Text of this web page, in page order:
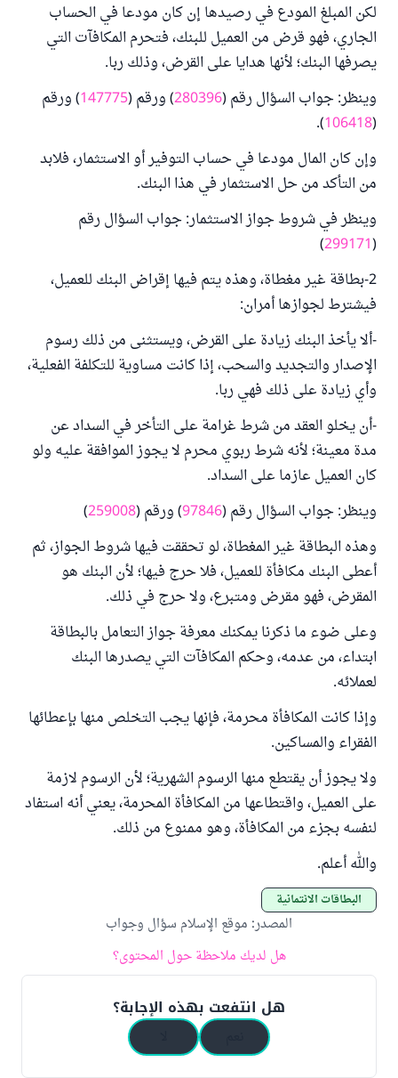
لكن المبلغ المودع في رصيدها إن كان مودعا في الحساب
الجاري، فهو قرض من العميل للبنك، فتحرم المكافآت التي
يصرفها البنك؛ لأنها هدايا على القرض، وذلك ربا.
وينظر: جواب السؤال رقم (280396) ورقم (147775) ورقم
(
106418
).
وإن كان المال مودعا في حساب التوفير أو الاستثمار، فلابد
من التأكد من حل الاستثمار في هذا البنك.
وينظر في شروط جواز الاستثمار: جواب السؤال رقم
(
299171
)
2-بطاقة غير مغطاة، وهذه يتم فيها إقراض البنك للعميل،
فيشترط لجوازها أمران:
-ألا يأخذ البنك زيادة على القرض، ويستثنى من ذلك رسوم
الإصدار والتجديد والسحب، إذا كانت مساوية للتكلفة الفعلية،
وأي زيادة على ذلك فهي ربا.
-أن يخلو العقد من شرط غرامة على التأخر في السداد عن
مدة معينة؛ لأنه شرط ربوي محرم لا يجوز الموافقة عليه ولو
كان العميل عازما على السداد.
وينظر: جواب السؤال رقم (97846) ورقم (259008
)
وهذه البطاقة غير المغطاة، لو تحققت فيها شروط الجواز، ثم
أعطى البنك مكافأة للعميل، فلا حرج فيها؛ لأن البنك هو
المقرض، فهو مقرض ومتبرع، ولا حرج في ذلك.
وعلى ضوء ما ذكرنا يمكنك معرفة جواز التعامل بالبطاقة
ابتداء، من عدمه، وحكم المكافآت التي يصدرها البنك
لعملائه.
وإذا كانت المكافأة محرمة، فإنها يجب التخلص منها بإعطائها
الفقراء والمساكين.
ولا يجوز أن يقتطع منها الرسوم الشهرية؛ لأن الرسوم لازمة
على العميل، واقتطاعها من المكافأة المحرمة، يعني أنه استفاد
لنفسه بجزء من المكافأة، وهو ممنوع من ذلك.
والله أعلم.
البطاقات الائتمانية
المصدر: موقع الإسلام سؤال وجواب
هل لديك ملاحظة حول المحتوى؟
هل انتفعت بهذه الإجابة؟